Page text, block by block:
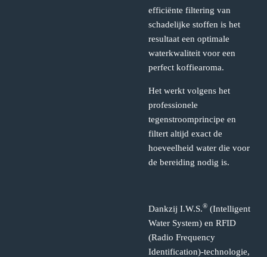
efficiënte filtering van
schadelijke stoffen is het
resultaat een optimale
waterkwaliteit voor een
perfect koffiearoma.
Het werkt volgens het
professionele
tegenstroomprincipe en
filtert altijd exact de
hoeveelheid water die voor
de bereiding nodig is.
Dankzij I.W.S.® (Intelligent
Water System) en RFID
(Radio Frequency
Identification)-technologie,